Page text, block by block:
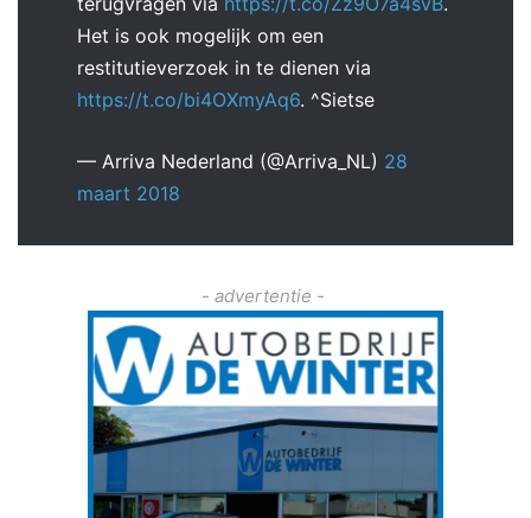
Het is ook mogelijk om een
restitutieverzoek in te dienen via
https://t.co/bi4OXmyAq6. ^Sietse
— Arriva Nederland (@Arriva_NL) 28
maart 2018
- advertentie -